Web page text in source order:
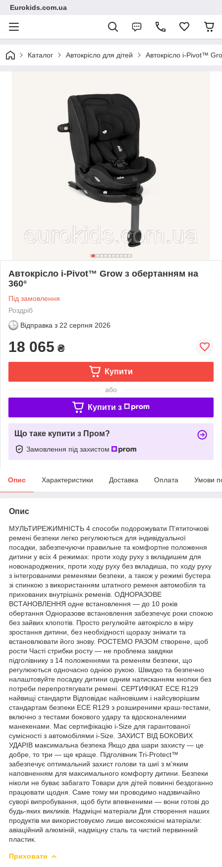
Eurokids.com.ua
Каталог Автокрісло для дітей Автокрісло i-Pivot™
Автокрісло i-Pivot™ Grow з обертанням на
360°
Під замовлення
Роздріб
Відправка з 22 серпня 2026
18 065 ₴
Купити
або
Купити з
Що таке купити з Пром?
Замовлення під захистом
Опис Характеристики Доставка Оплата Умови
Опис
МУЛЬТИРЕЖИМНІСТЬ 4 способи подорожувати П’ятиточкові
ремені безпеки легко регулюються для індивідуальної
посадки, забезпечуючи правильне та комфортне положення
дитини у всіх 4 режимах: проти ходу руху з вкладишем для
новонароджених, проти ходу руху без вкладиша, по ходу руху
з інтегрованими ременями безпеки, а також у режимі бустера
зі спинкою з використанням штатного ременя автомобіля та
прихованих внутрішніх ременів. ОДНОРАЗОВЕ
ВСТАНОВЛЕННЯ одне встановлення — до 10 років
обертання Одноразове встановлення забезпечує роки спокою
без зайвих клопотів. Просто регулюйте автокрісло в міру
зростання дитини, без необхідності щоразу знімати та
встановлювати його знову. РОСТЕМО РАЗОМ створене, щоб
рости Часті стрибки росту — не проблема завдяки
підголівнику з 14 положеннями та ременям безпеки, що
регулюються одночасно однією рукою. Швидко та безпечно
налаштовуйте посадку дитини одним натисканням кнопки без
потреби перепротягувати ремені. СЕРТИФІКАТ ECE R129
найвищі стандарти Відповідає найновішим і найсуворішим
стандартам безпеки ECE R129 з розширеними краш-тестами,
включно з тестами бокового удару та вдосконаленими
манекенами. Має сертифікацію i-Size для гарантованої
сумісності з автомобілями i-Size. ЗАХИСТ ВІД БОКОВИХ
УДАРІВ максимальна безпека Якщо два шари захисту — це
добре, то три — ще краще. Підголівник Tri-Protect™
забезпечує оптимальний захист голови та шиї з м’яким
наповненням для максимального комфорту дитини. Безпеки
ніколи не буває забагато Товари для дітей повинні бездоганно
працювати щодня. Саме тому ми проводимо надзвичайно
суворі випробування, щоб бути впевненими — вони готові до
будь-яких викликів. Надміцні матеріали Для створення наших
продуктів ми використовуємо лише високоякісні матеріали:
авіаційний алюміній, надміцну сталь та чистий первинний
пластик.
Приховати